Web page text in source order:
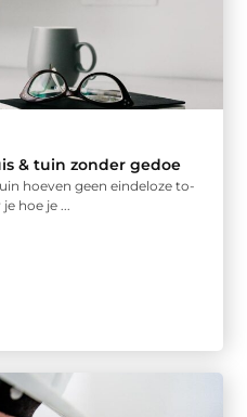
& tuin zonder gedoe
hoeven geen eindeloze to-
hoe je ...